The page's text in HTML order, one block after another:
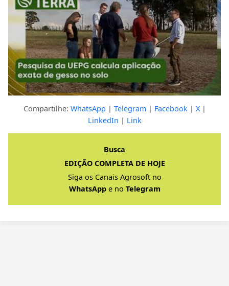
Clique para ver a resposta completa
Compartilhe: WhatsApp | Telegram| Facebook | X|
LinkedIn | Link
Busca
EDIÇÃO COMPLETA DE HOJE
Siga os Canais Agrosoft no
WhatsAppe no Telegram